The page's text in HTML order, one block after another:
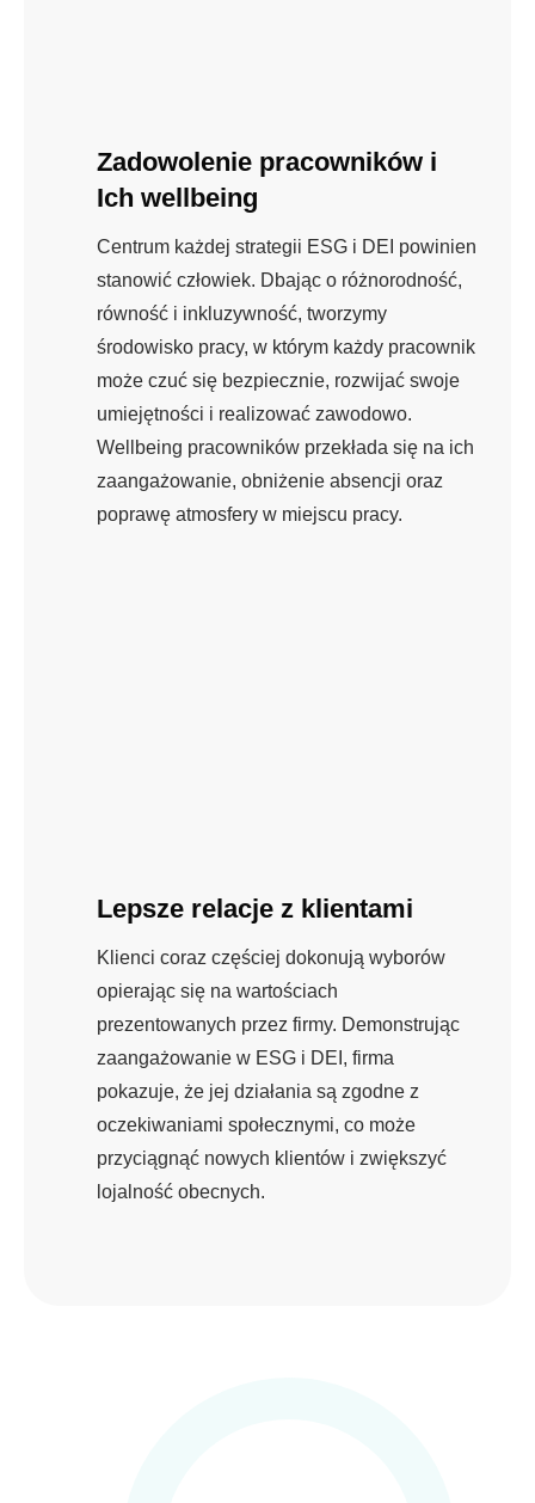
Zadowolenie pracowników i
Ich wellbeing
Centrum każdej strategii ESG i DEI powinien
stanowić człowiek. Dbając o różnorodność,
równość i inkluzywność, tworzymy
środowisko pracy, w którym każdy pracownik
może czuć się bezpiecznie, rozwijać swoje
umiejętności i realizować zawodowo.
Wellbeing pracowników przekłada się na ich
zaangażowanie, obniżenie absencji oraz
poprawę atmosfery w miejscu pracy.
Lepsze relacje z klientami
Klienci coraz częściej dokonują wyborów
opierając się na wartościach
prezentowanych przez firmy. Demonstrując
zaangażowanie w ESG i DEI, firma
pokazuje, że jej działania są zgodne z
oczekiwaniami społecznymi, co może
przyciągnąć nowych klientów i zwiększyć
lojalność obecnych.